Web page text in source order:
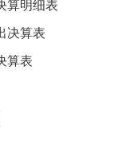
明细表
决算表
算表